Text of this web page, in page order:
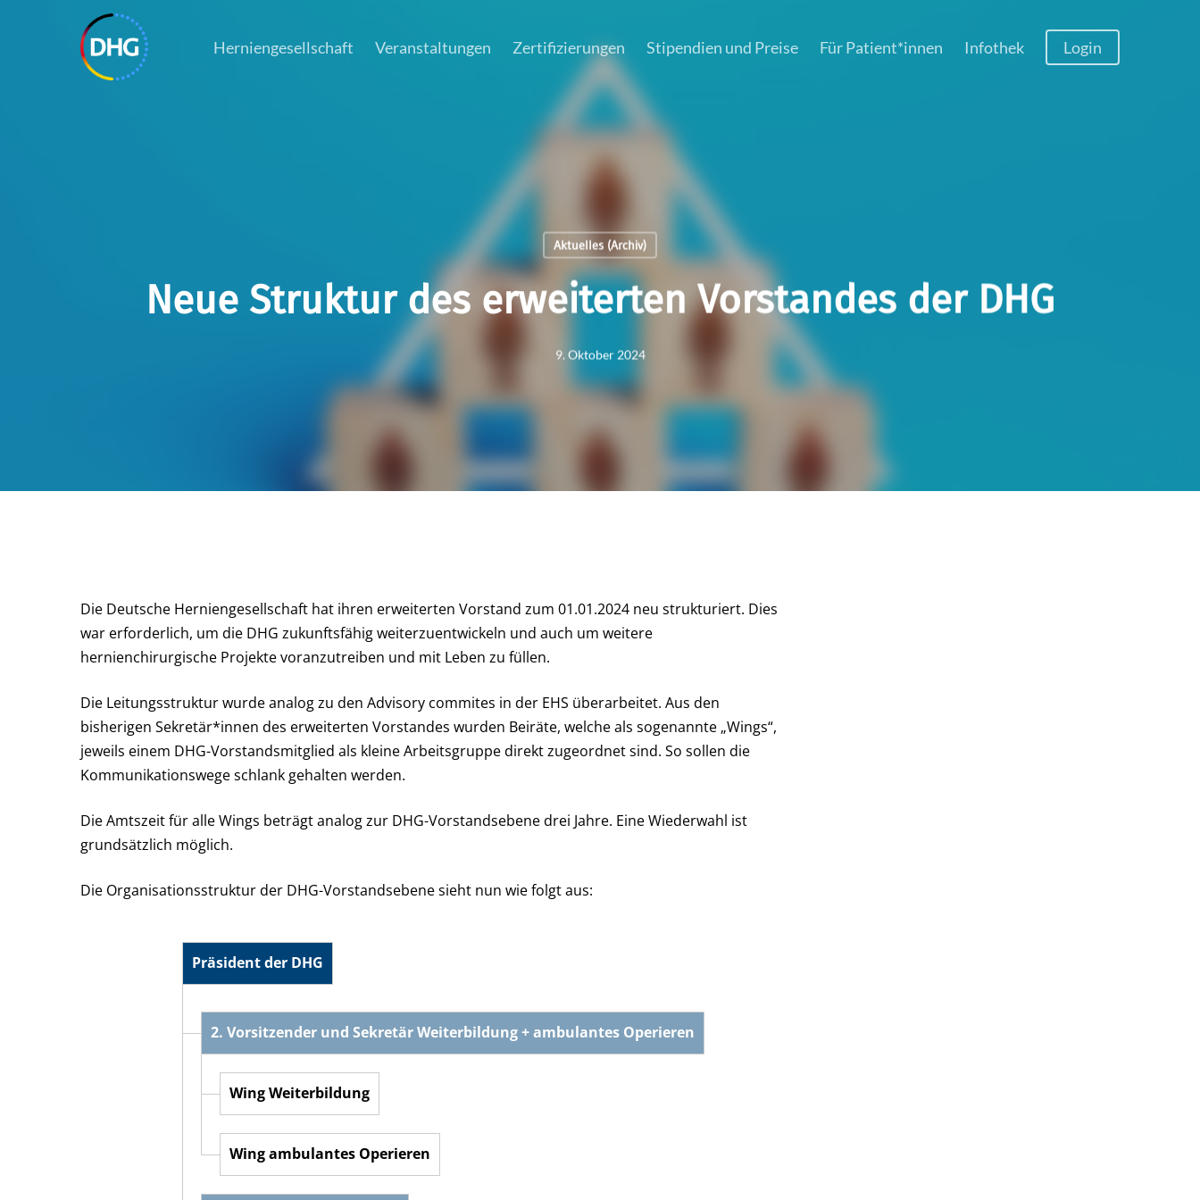
Herniengesellschaft Veranstaltungen Zertifizierungen Stipendien und Preise Für Patient*innen Infothek Login
Aktuelles (Archiv)
Neue Struktur des erweiterten Vorstandes der DHG
9. Oktober 2024
Die Deutsche Herniengesellschaft hat ihren erweiterten Vorstand zum 01.01.2024 neu strukturiert. Dies
war erforderlich, um die DHG zukunftsfähig weiterzuentwickeln und auch um weitere
hernienchirurgische Projekte voranzutreiben und mit Leben zu füllen.
Die Leitungsstruktur wurde analog zu den Advisory commites in der EHS überarbeitet. Aus den
bisherigen Sekretär*innen des erweiterten Vorstandes wurden Beiräte, welche als sogenannte „Wings“,
jeweils einem DHG-Vorstandsmitglied als kleine Arbeitsgruppe direkt zugeordnet sind. So sollen die
Kommunikationswege schlank gehalten werden.
Die Amtszeit für alle Wings beträgt analog zur DHG-Vorstandsebene drei Jahre. Eine Wiederwahl ist
grundsätzlich möglich.
Die Organisationsstruktur der DHG-Vorstandsebene sieht nun wie folgt aus:
Präsident der DHG
2. Vorsitzender und Sekretär Weiterbildung + ambulantes Operieren
Wing Weiterbildung
Wing ambulantes Operieren